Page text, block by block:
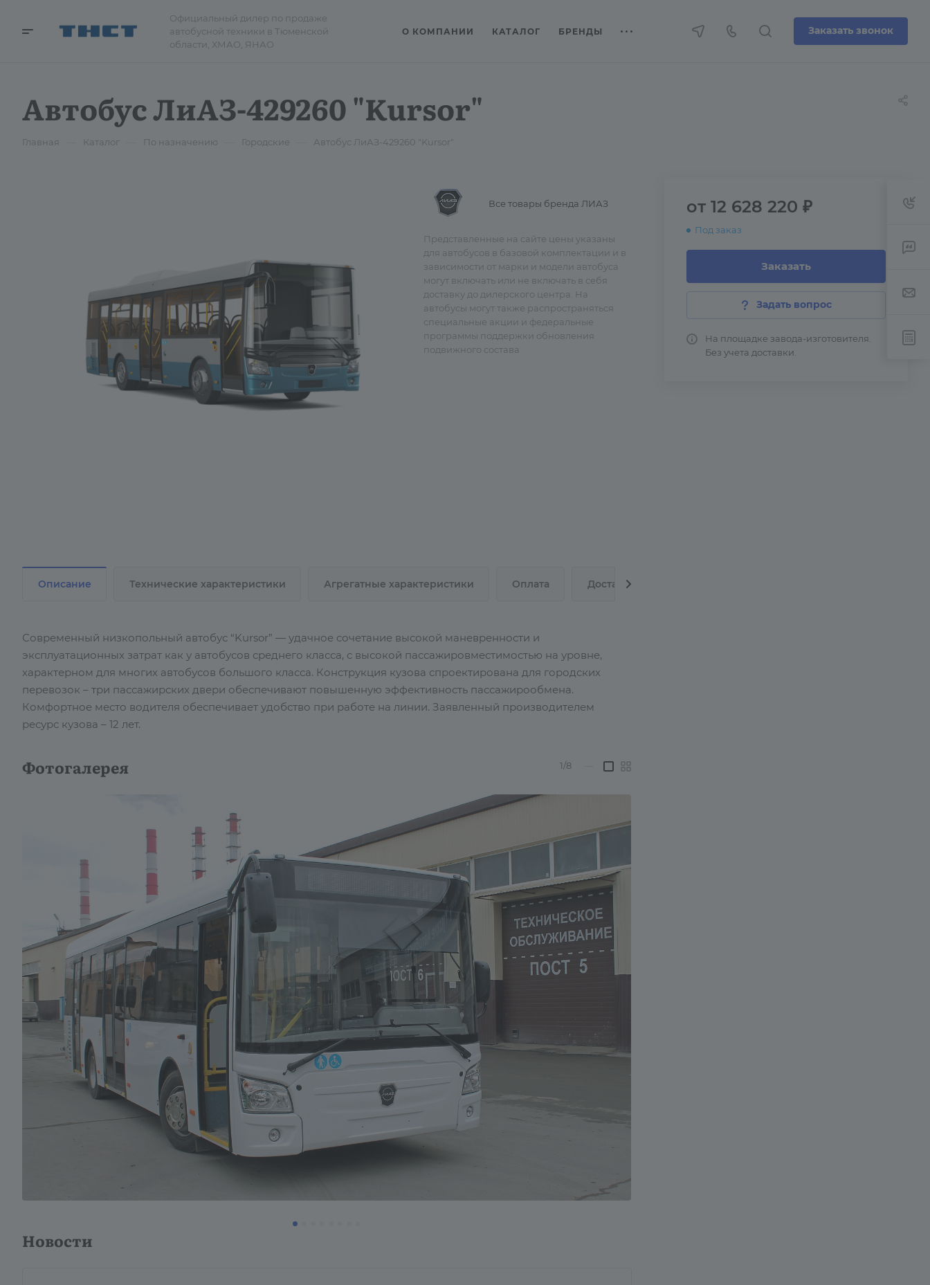
Официальный дилер по продаже
автобусной техники в Тюменской
области, ХМАО, ЯНАО
О КОМПАНИИ КАТАЛОГ БРЕНДЫ Заказать звонок
Автобус ЛиАЗ-429260 "Kursor"
Главная Каталог По назначению Городские Автобус ЛиАЗ-429260 "Kursor"
от 12 628 220 ₽
Под заказ
Заказать
Задать вопрос
На площадке завода-изготовителя.
Без учета доставки.
Все товары бренда ЛИАЗ
Представленные на сайте цены указаны
для автобусов в базовой комплектации и в
зависимости от марки и модели автобуса
могут включать или не включать в себя
доставку до дилерского центра. На
автобусы могут также распространяться
специальные акции и федеральные
программы поддержки обновления
подвижного состава
Описание Технические характеристики Агрегатные характеристики Оплата Доставка
Современный низкопольный автобус “Kursor” — удачное сочетание высокой маневренности и
эксплуатационных затрат как у автобусов среднего класса, с высокой пассажировместимостью на уровне,
характерном для многих автобусов большого класса. Конструкция кузова спроектирована для городских
перевозок – три пассажирских двери обеспечивают повышенную эффективность пассажирообмена.
Комфортное место водителя обеспечивает удобство при работе на линии. Заявленный производителем
ресурс кузова – 12 лет.
Фотогалерея 1/8
Новости